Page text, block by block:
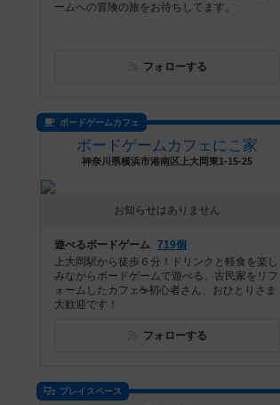
ームへの冒険の旅をお待ちしてます。
フォローする
ボードゲームカフェ
ボードゲームカフェにこ家
神奈川県横浜市港南区上大岡東1-15-25
お知らせはありません
遊べるボードゲーム 719個
上大岡駅から徒歩６分！ドリンクと軽食を楽し
みながらボードゲームで遊べる、古民家をリフ
ォームしたカフェ☕️初心者さん、おひとりさま
大歓迎です！
フォローする
プレイスペース